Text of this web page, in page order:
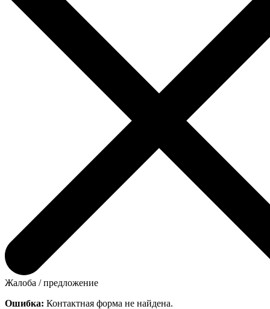
Жалоба / предложение
Ошибка: Контактная форма не найдена.